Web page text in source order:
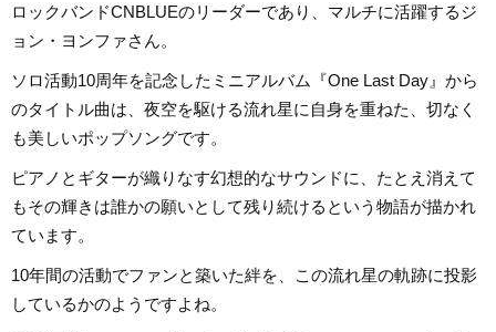
ロックバンドCNBLUEのリーダーであり、マルチに活躍するジ
ョン・ヨンファさん。
ソロ活動10周年を記念したミニアルバム『One Last Day』から
のタイトル曲は、夜空を駆ける流れ星に自身を重ねた、切なく
も美しいポップソングです。
ピアノとギターが織りなす幻想的なサウンドに、たとえ消えて
もその輝きは誰かの願いとして残り続けるという物語が描かれ
ています。
10年間の活動でファンと築いた絆を、この流れ星の軌跡に投影
しているかのようですよね。